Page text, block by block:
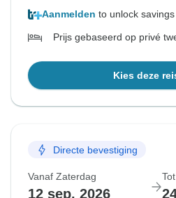
Aanmelden to unlock savings
Prijs gebaseerd op privé
Kies deze
Directe bevestiging
Vanaf Zaterdag
12 sep. 2026